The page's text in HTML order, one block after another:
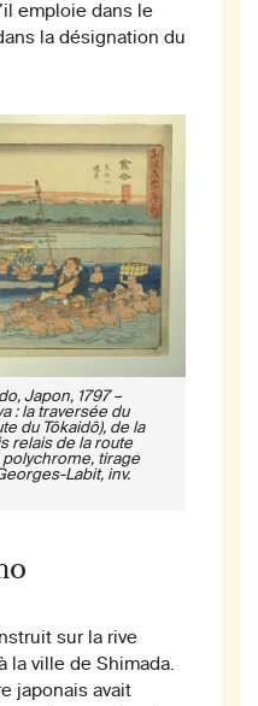
emploie dans le
la désignation du
Japon, 1797 –
: la traversée du
du Tôkaidô), de la
relais de la route
polychrome, tirage
Labit, inv.
sur la rive
la ville de Shimada.
japonais avait